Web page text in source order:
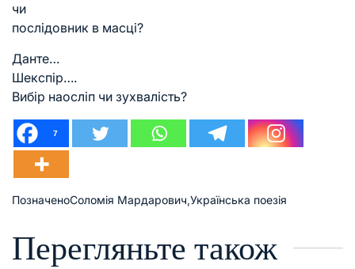
чи
послідовник в масці?
Данте…
Шекспір….
Вибір наосліп чи зухвалість?
7
ПозначеноСоломія Мардарович,Українська поезія
Перегляньте також